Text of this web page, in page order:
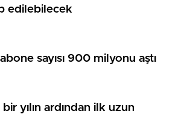
edilebilecek
sayısı 900 milyonu aştı
yılın ardından ilk uzun